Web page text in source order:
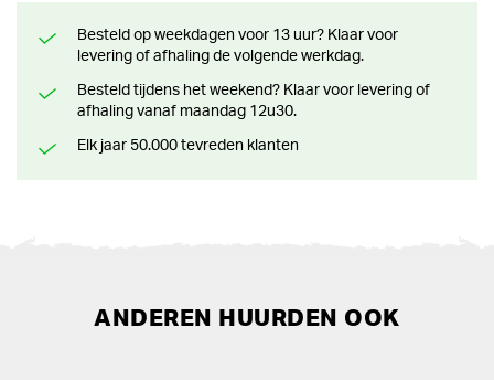
Besteld op weekdagen voor 13 uur? Klaar voor
levering of afhaling de volgende werkdag.
Besteld tijdens het weekend? Klaar voor levering of
afhaling vanaf maandag 12u30.
Elk jaar 50.000 tevreden klanten
ANDEREN HUURDEN OOK